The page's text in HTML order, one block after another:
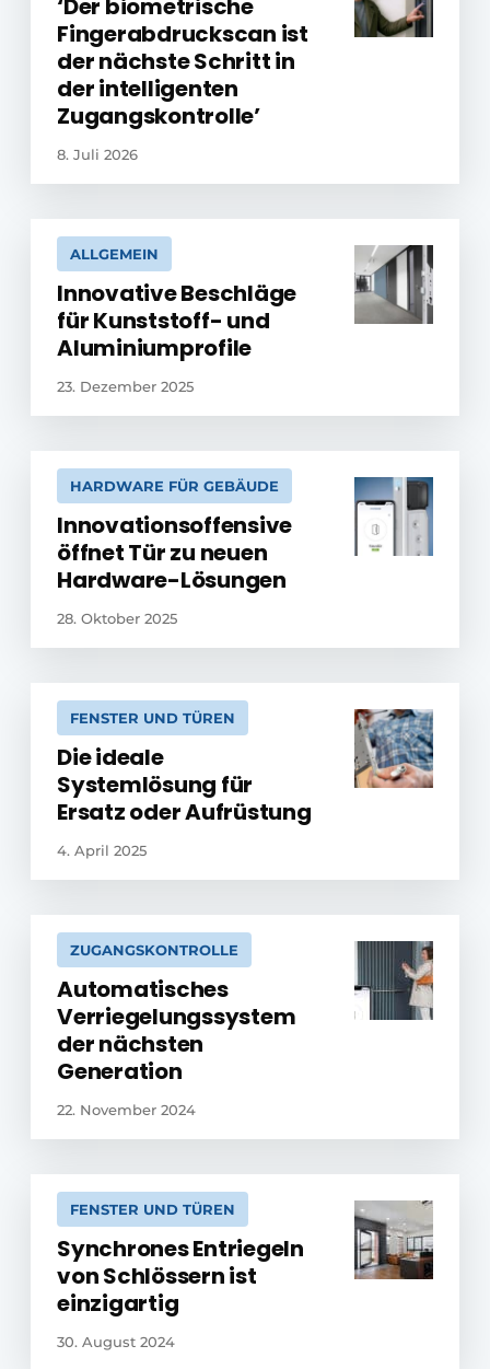
‘Der biometrische
Fingerabdruckscan ist
der nächste Schritt in
der intelligenten
Zugangskontrolle’
8. Juli 2026
ALLGEMEIN
Innovative Beschläge
für Kunststoff- und
Aluminiumprofile
23. Dezember 2025
HARDWARE FÜR GEBÄUDE
Innovationsoffensive
öffnet Tür zu neuen
Hardware-Lösungen
28. Oktober 2025
FENSTER UND TÜREN
Die ideale
Systemlösung für
Ersatz oder Aufrüstung
4. April 2025
ZUGANGSKONTROLLE
Automatisches
Verriegelungssystem
der nächsten
Generation
22. November 2024
FENSTER UND TÜREN
Synchrones Entriegeln
von Schlössern ist
einzigartig
30. August 2024